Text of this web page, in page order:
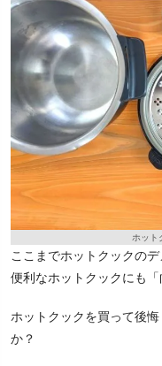
ホット
ここまでホットクックの
便利なホットクックにも「
ホットクックを買って後
か？